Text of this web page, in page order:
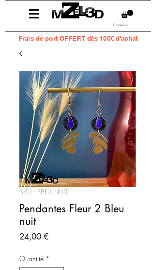
Connexion
Fraisde port OFFERT dès 100€ d'achat
SKU : PBF2-NUIT
Pendantes Fleur 2 Bleu
nuit
24,00 €Prix
Quantité *